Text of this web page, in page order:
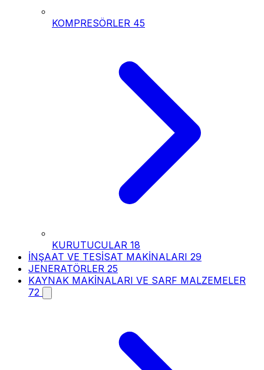
KOMPRESÖRLER 45
KURUTUCULAR 18
İNŞAAT VE TESİSAT MAKİNALARI 29
JENERATÖRLER 25
KAYNAK MAKİNALARI VE SARF MALZEMELER
72